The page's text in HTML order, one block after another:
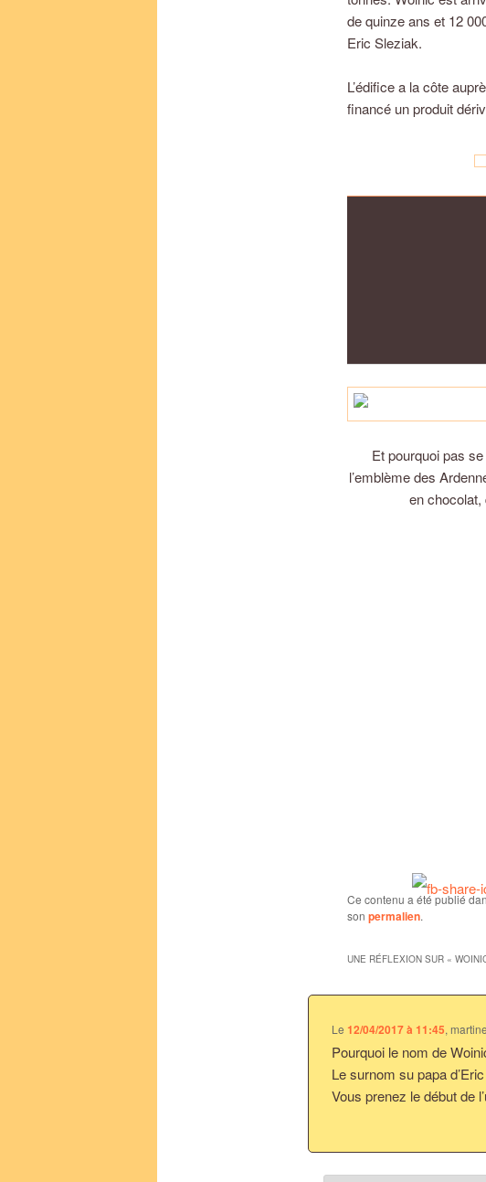
de quinze ans et 12
Eric Sleziak.
L’édifice a la côte
financé un produit
Et pourquoi pas
l’emblème des
en chocolat,
Ce contenu a été publié
son permalien.
UNE RÉFLEXION SUR «
Le 12/04/2017 à 11:45,
Pourquoi le nom de
Le surnom su papa
Vous prenez le début de